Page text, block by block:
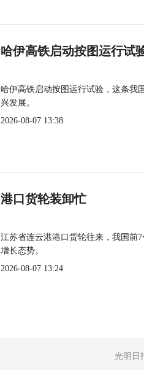
哈伊高铁启动按图运行试
哈伊高铁启动按图运行试验，这条我
兴发展。
2026-08-07 13:38
港口货轮装卸忙
江苏省连云港港口货轮往来，我国前
增长态势。
2026-08-07 13:24
光明日